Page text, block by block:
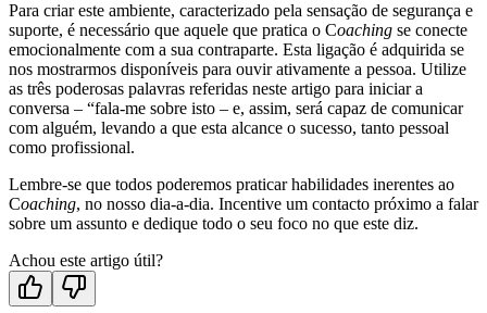
Para criar este ambiente, caracterizado pela sensação de segurança e
suporte, é necessário que aquele que pratica o Coaching se conecte
emocionalmente com a sua contraparte. Esta ligação é adquirida se
nos mostrarmos disponíveis para ouvir ativamente a pessoa. Utilize
as três poderosas palavras referidas neste artigo para iniciar a
conversa – “fala-me sobre isto – e, assim, será capaz de comunicar
com alguém, levando a que esta alcance o sucesso, tanto pessoal
como profissional.
Lembre-se que todos poderemos praticar habilidades inerentes ao
Coaching, no nosso dia-a-dia. Incentive um contacto próximo a falar
sobre um assunto e dedique todo o seu foco no que este diz.
Achou este artigo útil?